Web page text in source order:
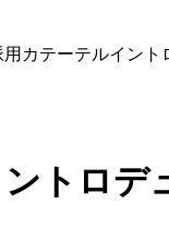
カテーテルイント
トロデ